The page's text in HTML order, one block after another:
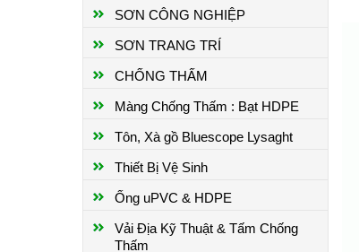
SƠN CÔNG NGHIỆP
SƠN TRANG TRÍ
CHỐNG THẤM
Màng Chống Thấm : Bạt HDPE
Tôn, Xà gồ Bluescope Lysaght
Thiết Bị Vệ Sinh
Ống uPVC & HDPE
Vải Địa Kỹ Thuật & Tấm Chống
Thấm
THI CÔNG SƠN EPOXY